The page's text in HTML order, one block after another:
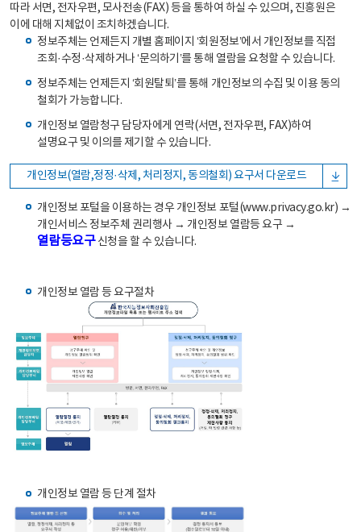
따라 서면, 전자우편, 모사전송(FAX) 등을 통하여 하실 수 있으며, 진흥원은
이에 대해 지체없이 조치하겠습니다.
정보주체는 언제든지 개별 홈페이지 ‘회원정보’에서 개인정보를 직접
조회·수정·삭제하거나 ‘문의하기’를 통해 열람을 요청할 수 있습니다.
정보주체는 언제든지 ‘회원탈퇴’를 통해 개인정보의 수집 및 이용 동의
철회가 가능합니다.
개인정보 열람청구 담당자에게 연락(서면, 전자우편, FAX)하여
설명요구 및 이의를 제기할 수 있습니다.
개인정보(열람,정정·삭제, 처리정지, 동의철회) 요구서 다운로드
개인정보 포털을 이용하는 경우 개인정보 포털(www.privacy.go.kr) →
개인서비스 정보주체 권리행사 → 개인정보 열람등 요구 →
열람등요구신청을 할 수 있습니다.
개인정보 열람 등 요구절차
개인정보 열람 등 단계 절차